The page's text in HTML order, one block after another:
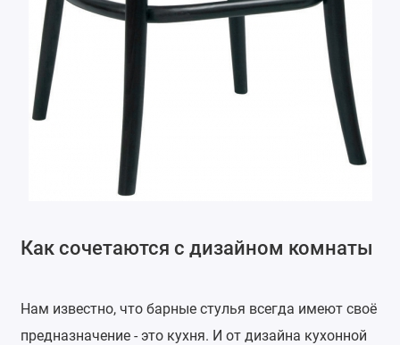
Как сочетаются с дизайном комнаты
Нам известно, что барные стулья всегда имеют своё
предназначение - это кухня. И от дизайна кухонной